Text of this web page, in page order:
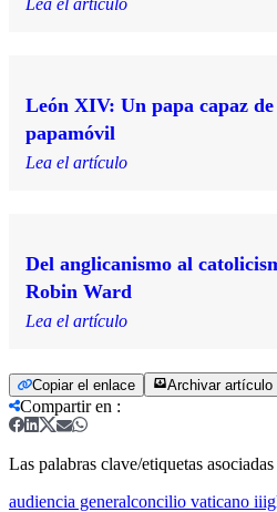
León XIV: Un papa capaz
papamóvil
Lea el artículo
Del anglicanismo al
Robin Ward
Lea el artículo
Copiar el enlace Archivar artículo
Compartir en :
Las palabras clave/etiquetas
audiencia generalconcilio vaticano ii